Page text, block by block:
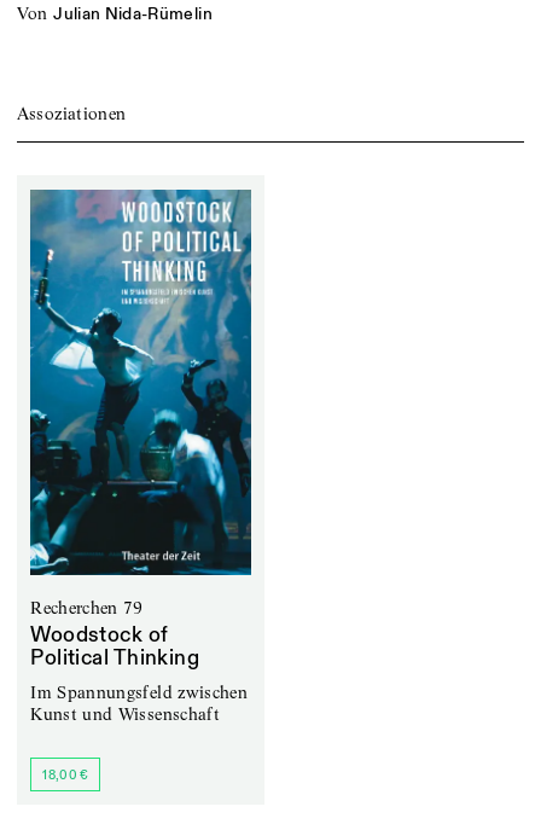
von Julian Nida-Rümelin
Assoziationen
Recherchen 79
Woodstock of
Political Thinking
Im Spannungsfeld zwischen
Kunst und Wissenschaft
18,00 €